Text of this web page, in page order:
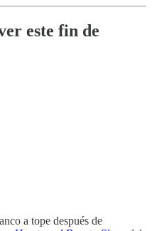
este fin de
a tope después de